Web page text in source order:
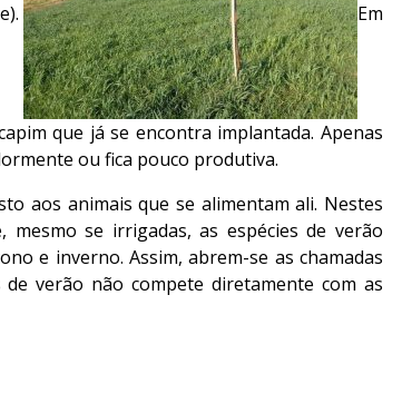
Em
que já se encontra implantada. Apenas
ou fica pouco produtiva.
aos animais que se alimentam ali. Nestes
se irrigadas, as espécies de verão
e inverno. Assim, abrem-se as chamadas
verão não compete diretamente com as